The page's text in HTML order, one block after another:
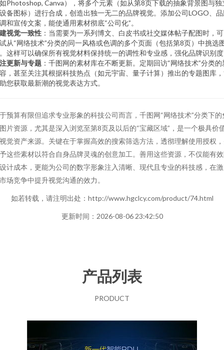
Photoshop, Canva），将多个元素（如从第8页下载的抽象背景图与独
备图标）进行合成，创造出独一无二的品牌视觉。添加公司LOGO、
和宣传文案，能使通用素材彻底“公司化”。
视觉一致性 ：当需要为一系列博文、白皮书或社交媒体帖子配图时，
从“网络技术”分类的同一风格或色调的多个页面（包括第8页）中挑选
这样可以确保所有视觉材料保持统一的调性和专业感，强化品牌识别
更新与专题 ：千图网的素材库在不断更新。定期回访“网络技术”分类的
，甚至关注其根据科技热点（如元宇宙、量子计算）推出的专题图库
您获取最新潮的视觉表达方式。
预算有限但追求专业形象的科技公司而言，千图网“网络技术”分类下的
片资源，尤其是深入浏览至第8页及以后的“宝藏区域”，是一个极具价
觉资产来源。关键在于掌握高效的搜索筛选方法，透彻理解使用授权
这些素材以符合自身品牌灵魂的创意加工。善用这些资源，不仅能有
计成本，更能为公司的数字形象注入清晰、现代且专业的科技感，在
场竞争中提升视觉沟通的效力。
如若转载，请注明出处：http://www.hgclcy.com/product/74.html
更新时间：2026-08-06 23:42:50
产品列表
PRODUCT